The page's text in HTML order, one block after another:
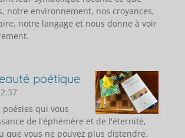
notre environnement, nos croyances,
notre langage et nous donne à voir
poétique
qui vous
de l'éphémère et de l'éternité,
que vous ne pouvez plus distendre.